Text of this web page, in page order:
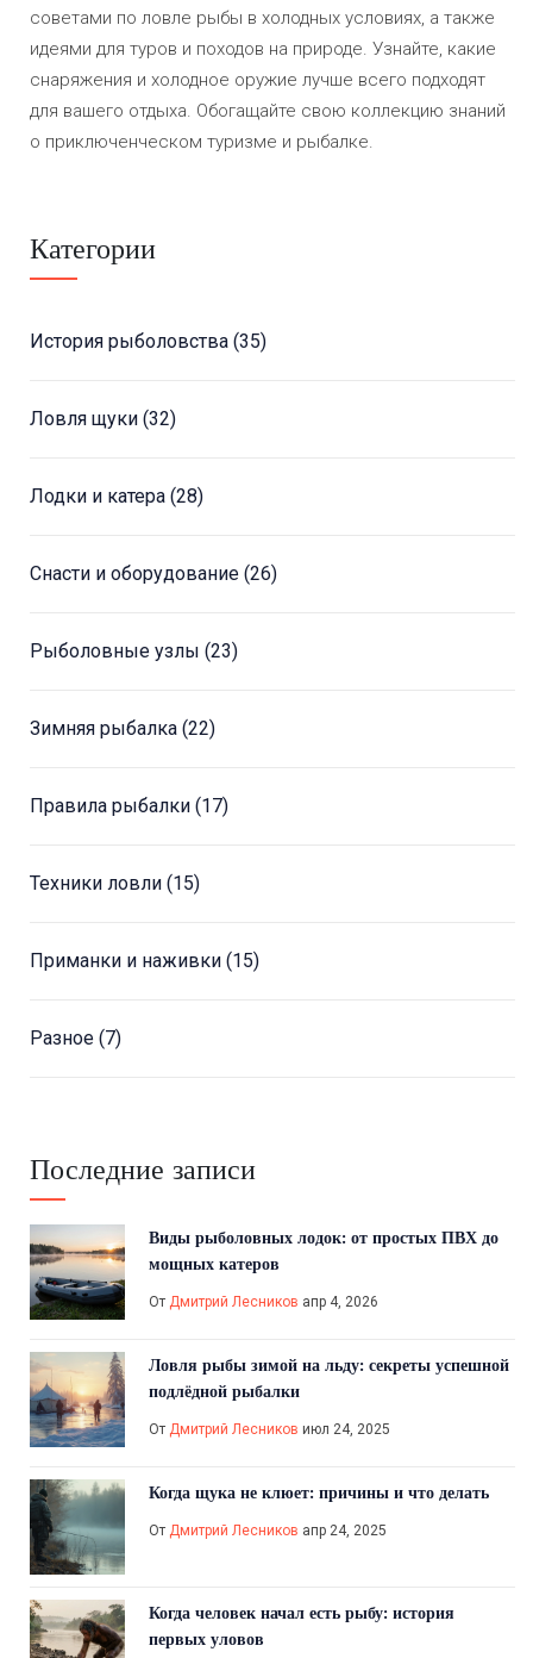
советами по ловле рыбы в холодных условиях, а также
идеями для туров и походов на природе. Узнайте, какие
снаряжения и холодное оружие лучше всего подходят
для вашего отдыха. Обогащайте свою коллекцию знаний
о приключенческом туризме и рыбалке.
Категории
История рыболовства (35)
Ловля щуки (32)
Лодки и катера (28)
Снасти и оборудование (26)
Рыболовные узлы (23)
Зимняя рыбалка (22)
Правила рыбалки (17)
Техники ловли (15)
Приманки и наживки (15)
Разное (7)
Последние записи
Виды рыболовных лодок: от простых ПВХ до
мощных катеров
От Дмитрий Лесников апр 4, 2026
Ловля рыбы зимой на льду: секреты успешной
подлёдной рыбалки
От Дмитрий Лесников июл 24, 2025
Когда щука не клюет: причины и что делать
От Дмитрий Лесников апр 24, 2025
Когда человек начал есть рыбу: история
первых уловов